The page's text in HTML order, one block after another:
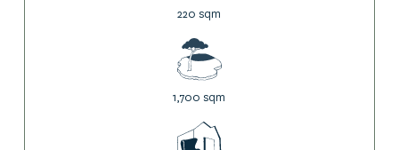
220 sqm
1,700 sqm